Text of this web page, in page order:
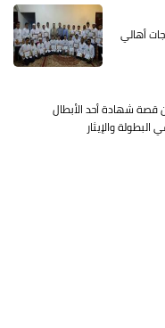
أهالي
شهادة أحد الأبطال
والإيثار